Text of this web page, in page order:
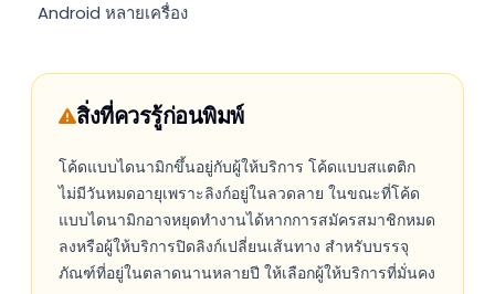
Android หลายเครื่อง
สิ่งที่ควรรู้ก่อนพิมพ์
โค้ดแบบไดนามิกขึ้นอยู่กับผู้ให้บริการ โค้ดแบบสแตติก
ไม่มีวันหมดอายุเพราะลิงก์อยู่ในลวดลาย ในขณะที่โค้ด
แบบไดนามิกอาจหยุดทำงานได้หากการสมัครสมาชิกหมด
ลงหรือผู้ให้บริการปิดลิงก์เปลี่ยนเส้นทาง สำหรับบรรจุ
ภัณฑ์ที่อยู่ในตลาดนานหลายปี ให้เลือกผู้ให้บริการที่มั่นคง